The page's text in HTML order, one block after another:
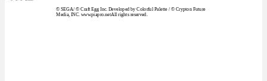
© SEGA / © Craft Egg Inc. Developed by Colorful Palette / © Crypton Future
Media, INC. www.piapro.netAll rights reserved.